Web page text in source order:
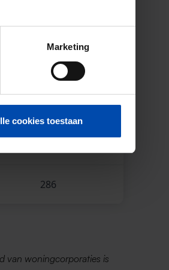
Marketing
cookies toestaan
435
104
286
van woningcorporaties is